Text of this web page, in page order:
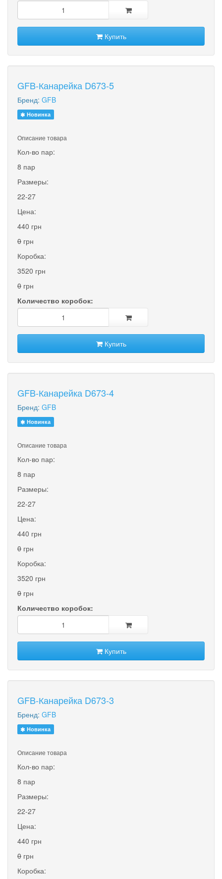
Купить
GFB-Канарейка D673-5
Бренд: GFB
Новинка
Описание товара
Кол-во пар:
8 пар
Размеры:
22-27
Цена:
440 грн
0 грн
Коробка:
3520 грн
0 грн
Количество коробок:
Купить
GFB-Канарейка D673-4
Бренд: GFB
Новинка
Описание товара
Кол-во пар:
8 пар
Размеры:
22-27
Цена:
440 грн
0 грн
Коробка:
3520 грн
0 грн
Количество коробок:
Купить
GFB-Канарейка D673-3
Бренд: GFB
Новинка
Описание товара
Кол-во пар:
8 пар
Размеры:
22-27
Цена:
440 грн
0 грн
Коробка: